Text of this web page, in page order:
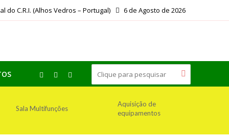
do C.R.I. (Alhos Vedros – Portugal) 6 de Agosto de 2026
Sala Multifunções
Aquisição de
equipamentos